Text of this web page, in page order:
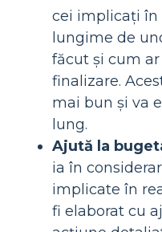
cei implicați în
lungime de
făcut și cum
finalizare.
mai bun și va
lung.
Ajută la
ia în
implicate în
fi elaborat cu